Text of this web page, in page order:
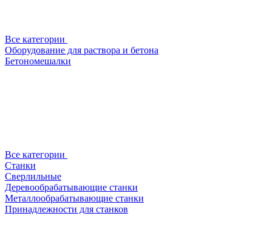
Все категории
Оборудование для раствора и бетона
Бетономешалки
Все категории
Станки
Сверлильные
Деревообрабатывающие станки
Металлообрабатывающие станки
Принадлежности для станков